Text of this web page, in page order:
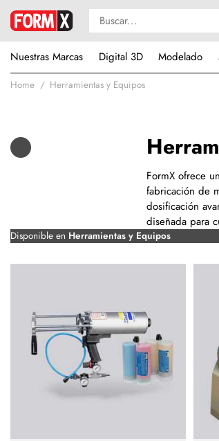
Nuestras Marcas
Digital 3D Modelado
Home Herramientas y Equipos
FormX ofrece
fabricación de
dosificación
diseñada para
Disponible en Herramientas y Equipos